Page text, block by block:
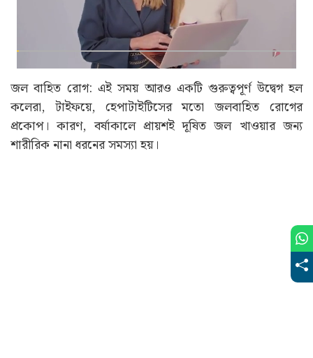
জল বাহিত রোগ: এই সময় আরও একটি গুরুত্বপূর্ণ উদ্বেগ হল
কলেরা, টাইফয়ে, হেপাটাইটিসের মতো জলবাহিত রোগের
প্রকোপ। কারণ, বর্ষাকালে প্রায়শই দূষিত জল খাওয়ার জন্য
শারীরিক নানা ধরনের সমস্যা হয়।